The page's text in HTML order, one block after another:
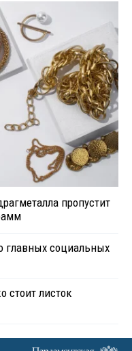
пропустит
главных социальных
стоит листок